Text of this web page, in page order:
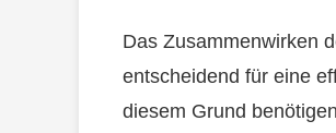
Das Zusammenwirken
entscheidend für eine
diesem Grund